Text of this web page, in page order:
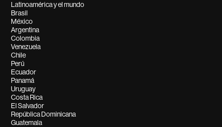
Latinoamérica y el mundo
Brasil
México
Argentina
Colombia
Venezuela
Chile
Perú
Ecuador
Panamá
Uruguay
Costa Rica
El Salvador
República Dominicana
Guatemala